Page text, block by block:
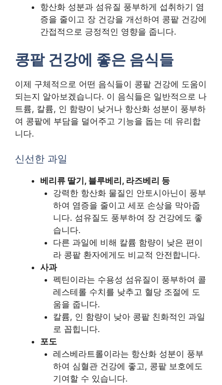
항산화 성분과 섬유질 풍부하게 섭취하기 염
증을 줄이고 장 건강을 개선하여 콩팥 건강에
간접적으로 긍정적인 영향을 줍니다.
콩팥 건강에 좋은 음식들
이제 구체적으로 어떤 음식들이 콩팥 건강에 도움이
되는지 알아보겠습니다. 이 음식들은 일반적으로 나
트륨, 칼륨, 인 함량이 낮거나 항산화 성분이 풍부하
여 콩팥에 부담을 덜어주고 기능을 돕는 데 유리합
니다.
신선한 과일
베리류 딸기, 블루베리, 라즈베리 등
강력한 항산화 물질인 안토시아닌이 풍부
하여 염증을 줄이고 세포 손상을 막아줍
니다. 섬유질도 풍부하여 장 건강에도 좋
습니다.
다른 과일에 비해 칼륨 함량이 낮은 편이
라 콩팥 환자에게도 비교적 안전합니다.
사과
펙틴이라는 수용성 섬유질이 풍부하여 콜
레스테롤 수치를 낮추고 혈당 조절에 도
움을 줍니다.
칼륨, 인 함량이 낮아 콩팥 친화적인 과일
로 꼽힙니다.
포도
레스베라트롤이라는 항산화 성분이 풍부
하여 심혈관 건강에 좋고, 콩팥 보호에도
기여할 수 있습니다.